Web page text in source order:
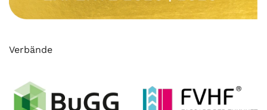
Verbände